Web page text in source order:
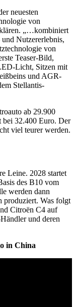
neuesten
von
„…kombiniert
Nutzererlebnis,
von
Teaser-Bild,
Licht, Sitzen mit
und AGR-
Stellantis-
ab 29.900
bei 32.400 Euro. Der
viel teurer werden.
Leine. 2028 startet
des B10 vom
werden dann
produziert. Was folgt
Citroën C4 auf
und deren
in China